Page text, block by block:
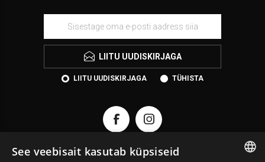
LIITU UUDISKIRJAGA
LIITU UUDISKIRJAGA TÜHISTA
See veebisait kasutab küpsiseid